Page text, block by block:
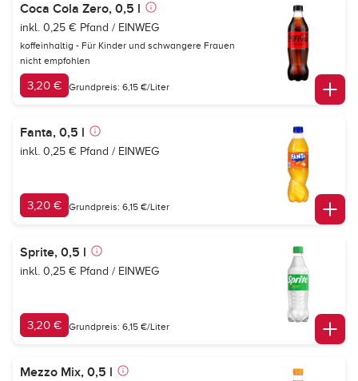
Coca Cola Zero, 0,5 l
inkl. 0,25 € Pfand / EINWEG
koffeinhaltig - Für Kinder und schwangere Frauen
nicht empfohlen
3,20 € Grundpreis: 6,15 €/Liter
Fanta, 0,5 l
inkl. 0,25 € Pfand / EINWEG
3,20 € Grundpreis: 6,15 €/Liter
Sprite, 0,5 l
inkl. 0,25 € Pfand / EINWEG
3,20 € Grundpreis: 6,15 €/Liter
Mezzo Mix, 0,5 l